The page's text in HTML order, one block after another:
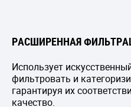
РАСШИРЕННАЯ
Использует
фильтровать и
гарантируя их
качество.